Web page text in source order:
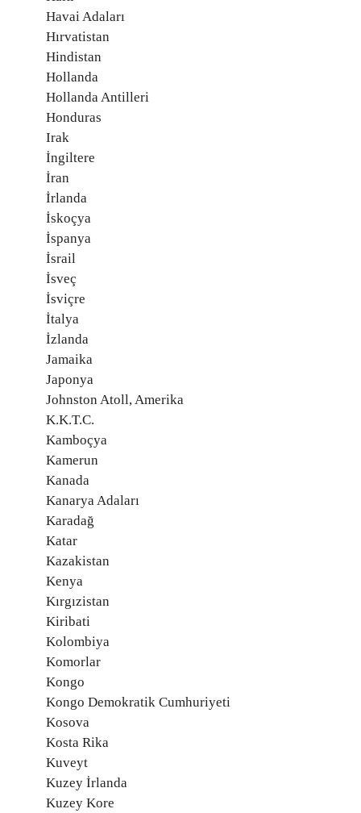
Havai Adaları
Hırvatistan
Hindistan
Hollanda
Hollanda Antilleri
Honduras
Irak
İngiltere
İran
İrlanda
İskoçya
İspanya
İsrail
İsveç
İsviçre
İtalya
İzlanda
Jamaika
Japonya
Johnston Atoll, Amerika
K.K.T.C.
Kamboçya
Kamerun
Kanada
Kanarya Adaları
Karadağ
Katar
Kazakistan
Kenya
Kırgızistan
Kiribati
Kolombiya
Komorlar
Kongo
Kongo Demokratik Cumhuriyeti
Kosova
Kosta Rika
Kuveyt
Kuzey İrlanda
Kuzey Kore